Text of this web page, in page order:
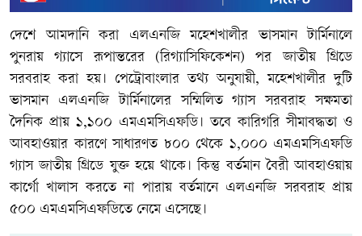
দেশে আমদানি করা এলএনজি মহেশখালীর ভাসমান টার্মিনালে
পুনরায় গ্যাসে রূপান্তরের (রিগ্যাসিফিকেশন) পর জাতীয় গ্রিডে
সরবরাহ করা হয়। পেট্রোবাংলার তথ্য অনুযায়ী, মহেশখালীর দুটি
ভাসমান এলএনজি টার্মিনালের সম্মিলিত গ্যাস সরবরাহ সক্ষমতা
দৈনিক প্রায় ১,১০০ এমএমসিএফডি। তবে কারিগরি সীমাবদ্ধতা ও
আবহাওয়ার কারণে সাধারণত ৮০০ থেকে ১,০০০ এমএমসিএফডি
গ্যাস জাতীয় গ্রিডে যুক্ত হয়ে থাকে। কিন্তু বর্তমান বৈরী আবহাওয়ায়
কার্গো খালাস করতে না পারায় বর্তমানে এলএনজি সরবরাহ প্রায়
৫০০ এমএমসিএফডিতে নেমে এসেছে।